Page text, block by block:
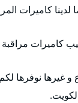
لدينا كاميرات
كاميرات
و غيرها نوفرها